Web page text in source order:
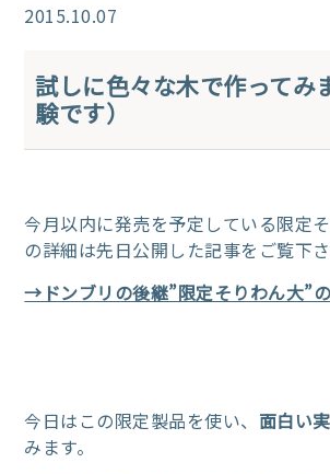
2015.10.07
試しに色々な木で作ってみ
験です）
今月以内に発売を予定している限定
の詳細は先日公開した記事をご覧下さ
→ドンブリの後継”限定そりわん大”
今日はこの限定製品を使い、 面白い
みます。